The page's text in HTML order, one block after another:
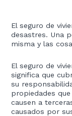
El seguro de
desastres. Una
misma y las
El seguro de
significa que
su
propiedades
causen a
causados por